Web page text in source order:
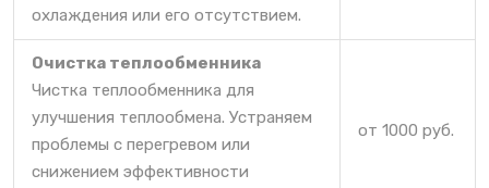
охлаждения или его отсутствием.
Очистка теплообменника
Чистка теплообменника для
улучшения теплообмена. Устраняем
проблемы с перегревом или
снижением эффективности
от 1000 руб.